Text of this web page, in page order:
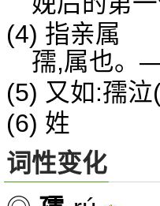
(4) 指亲属
孺,属也。
(5) 又如:孺
(6) 姓
词性变化